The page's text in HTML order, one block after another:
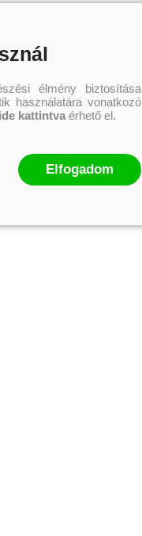
élmény biztosítása
használatára vonatkozó
ide kattintva érhető el.
Elfogadom